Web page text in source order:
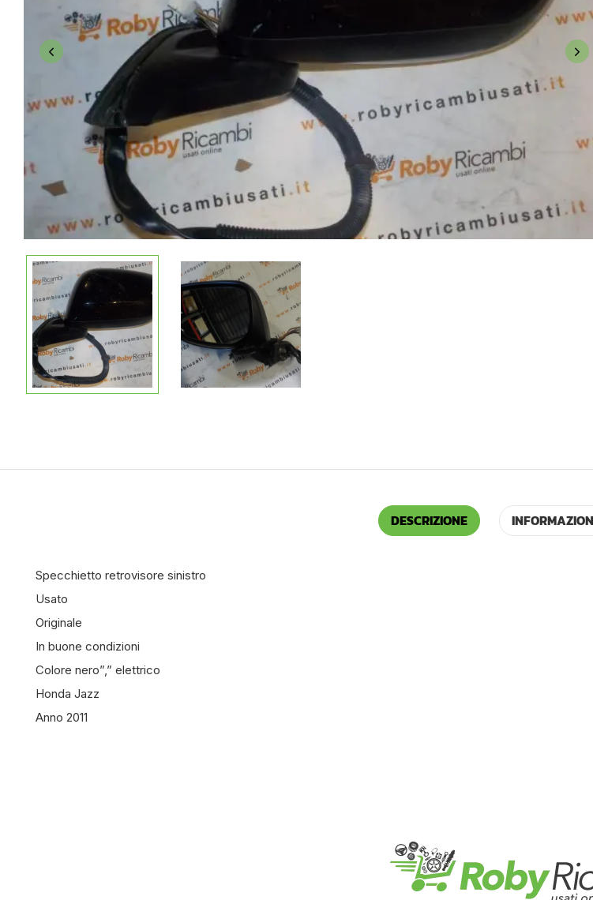
DESCRIZIONE
Specchietto retrovisore sinistro
Usato
Originale
In buone condizioni
Colore nero”,” elettrico
Honda Jazz
Anno 2011